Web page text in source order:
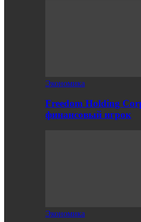
Экономика
Freedom Holding
финансовый игрок
Экономика